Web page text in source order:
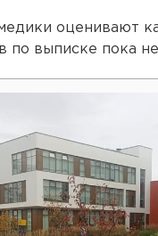
оценивают
по выписке пока